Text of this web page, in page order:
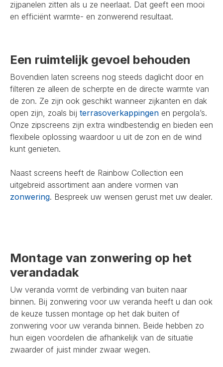
zijpanelen zitten als u ze neerlaat. Dat geeft een mooi
en efficiënt warmte- en zonwerend resultaat.
Een ruimtelijk gevoel behouden
Bovendien laten screens nog steeds daglicht door en
filteren ze alleen de scherpte en de directe warmte van
de zon. Ze zijn ook geschikt wanneer zijkanten en dak
open zijn, zoals bij terrasoverkappingen en pergola’s.
Onze zipscreens zijn extra windbestendig en bieden een
flexibele oplossing waardoor u uit de zon en de wind
kunt genieten.
Naast screens heeft de Rainbow Collection een
uitgebreid assortiment aan andere vormen van
zonwering. Bespreek uw wensen gerust met uw dealer.
Montage van zonwering op het
verandadak
Uw veranda vormt de verbinding van buiten naar
binnen. Bij zonwering voor uw veranda heeft u dan ook
de keuze tussen montage op het dak buiten of
zonwering voor uw veranda binnen. Beide hebben zo
hun eigen voordelen die afhankelijk van de situatie
zwaarder of juist minder zwaar wegen.